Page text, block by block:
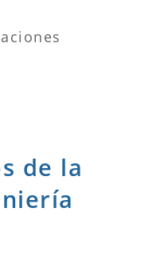
de la